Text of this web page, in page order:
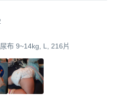
布 9~14kg, L, 216片